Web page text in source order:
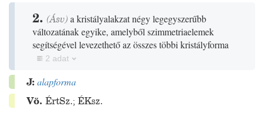
2. (Ásv)a kristályalakzat négy legegyszerűbb
változatának egyike, amelyből szimmetriaelemek
segítségével levezethető az összes többi kristályforma
2 adat
J: alapforma
Vö. ÉrtSz.; ÉKsz.